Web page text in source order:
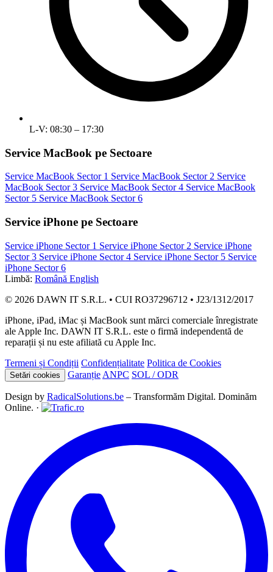
L-V: 08:30 – 17:30
Service MacBook pe Sectoare
Service MacBook Sector 1 Service MacBook Sector 2 Service
MacBook Sector 3 Service MacBook Sector 4 Service MacBook
Sector 5 Service MacBook Sector 6
Service iPhone pe Sectoare
Service iPhone Sector 1 Service iPhone Sector 2 Service iPhone
Sector 3 Service iPhone Sector 4 Service iPhone Sector 5 Service
iPhone Sector 6
Limbă: Română English
© 2026 DAWN IT S.R.L. • CUI RO37296712 • J23/1312/2017
iPhone, iPad, iMac și MacBook sunt mărci comerciale înregistrate
ale Apple Inc. DAWN IT S.R.L. este o firmă independentă de
reparații și nu este afiliată cu Apple Inc.
Termeni și Condiții Confidențialitate Politica de Cookies
Setări cookies Garanție ANPC SOL / ODR
Design by RadicalSolutions.be – Transformăm Digital. Dominăm
Online. ·